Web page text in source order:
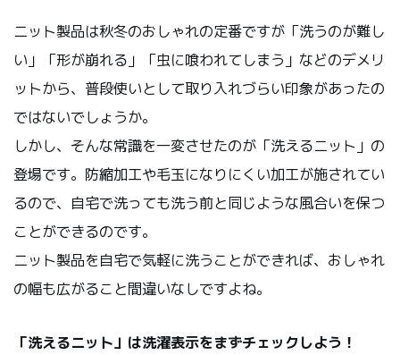
ニット製品は秋冬のおしゃれの定番ですが「洗うのが難し
い」「形が崩れる」「虫に喰われてしまう」などのデメリ
ットから、普段使いとして取り入れづらい印象があったの
ではないでしょうか。
しかし、そんな常識を一変させたのが「洗えるニット」の
登場です。防縮加工や毛玉になりにくい加工が施されてい
るので、自宅で洗っても洗う前と同じような風合いを保つ
ことができるのです。
ニット製品を自宅で気軽に洗うことができれば、おしゃれ
の幅も広がること間違いなしですよね。
「洗えるニット」は洗濯表示をまずチェックしよう！